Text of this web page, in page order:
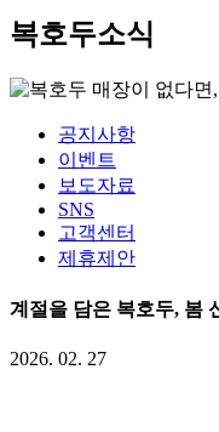
복호두소식
공지사항
이벤트
보도자료
SNS
고객센터
제휴제안
계절을 담은 복호두, 봄
2026. 02. 27